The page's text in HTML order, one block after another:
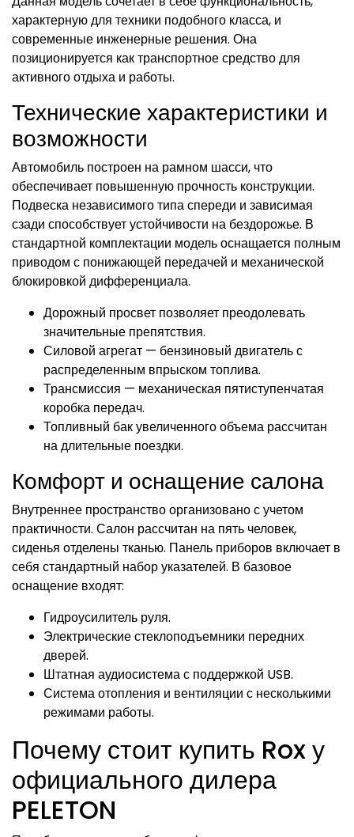
характерную для техники подобного класса, и
современные инженерные решения. Она
позиционируется как транспортное средство для
активного отдыха и работы.
Технические характеристики и
возможности
Автомобиль построен на рамном шасси, что
обеспечивает повышенную прочность конструкции.
Подвеска независимого типа спереди и зависимая
сзади способствует устойчивости на бездорожье. В
стандартной комплектации модель оснащается полным
приводом с понижающей передачей и механической
блокировкой дифференциала.
Дорожный просвет позволяет преодолевать
значительные препятствия.
Силовой агрегат — бензиновый двигатель с
распределенным впрыском топлива.
Трансмиссия — механическая пятиступенчатая
коробка передач.
Топливный бак увеличенного объема рассчитан
на длительные поездки.
Комфорт и оснащение салона
Внутреннее пространство организовано с учетом
практичности. Салон рассчитан на пять человек,
сиденья отделены тканью. Панель приборов включает в
себя стандартный набор указателей. В базовое
оснащение входят:
Гидроусилитель руля.
Электрические стеклоподъемники передних
дверей.
Штатная аудиосистема с поддержкой USB.
Система отопления и вентиляции с несколькими
режимами работы.
Почему стоит купить Rox у
официального дилера
PELETON